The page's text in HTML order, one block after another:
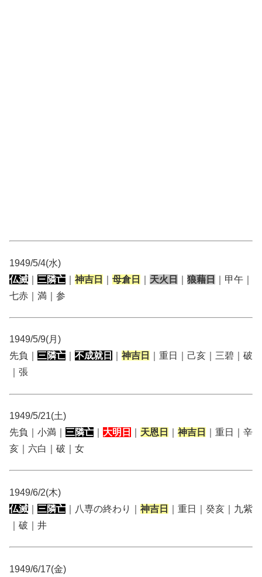
1949/5/4(水)
仏滅
三隣亡 神吉日 母倉日 天火日 狼藉日
｜甲午｜
七赤｜満｜参
1949/5/9(月)
先負｜ 三隣亡 不成就日 神吉日
｜重日｜己亥｜三碧｜破
｜張
1949/5/21(土)
先負｜小満｜ 三隣亡 大明日 天恩日 神吉日
｜重日｜辛
亥｜六白｜破｜女
1949/6/2(木)
仏滅
三隣亡 ｜八専の終わり｜ 神吉日
｜重日｜癸亥｜九紫
｜破｜井
1949/6/17(金)